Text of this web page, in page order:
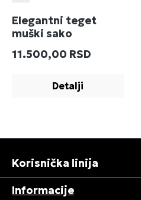
Elegantni teget
muški sako
Redovna cena:
11.500,00 RSD
Detalji
Korisnička linija
Informacije